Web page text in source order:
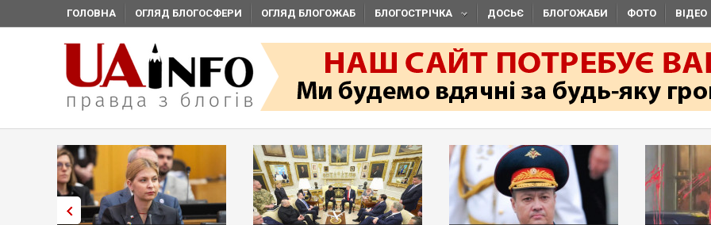
ГОЛОВНА ОГЛЯД БЛОГОСФЕРИ ОГЛЯД БЛОГОЖАБ БЛОГОСТРІЧКА ДОСЬЄ БЛОГОЖАБИ ФОТО ВІДЕО